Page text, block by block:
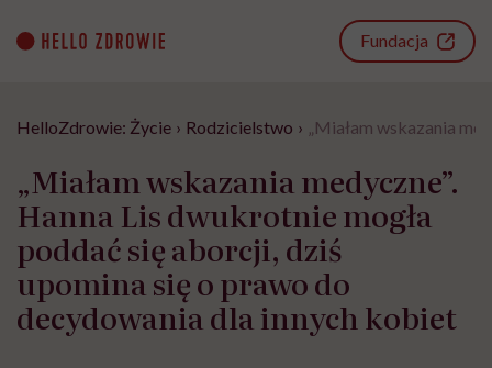
content
Fundacja
HelloZdrowie: Życie › Rodzicielstwo › „Miałam wskazania
„Miałam wskazania medyczne”.
Hanna Lis dwukrotnie mogła
poddać się aborcji, dziś
upomina się o prawo do
decydowania dla innych kobiet